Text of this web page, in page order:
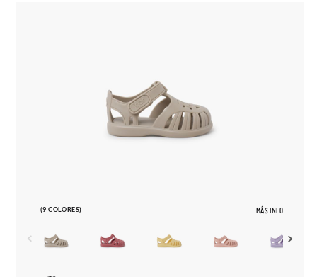
(9 COLORES) MÁS INFO